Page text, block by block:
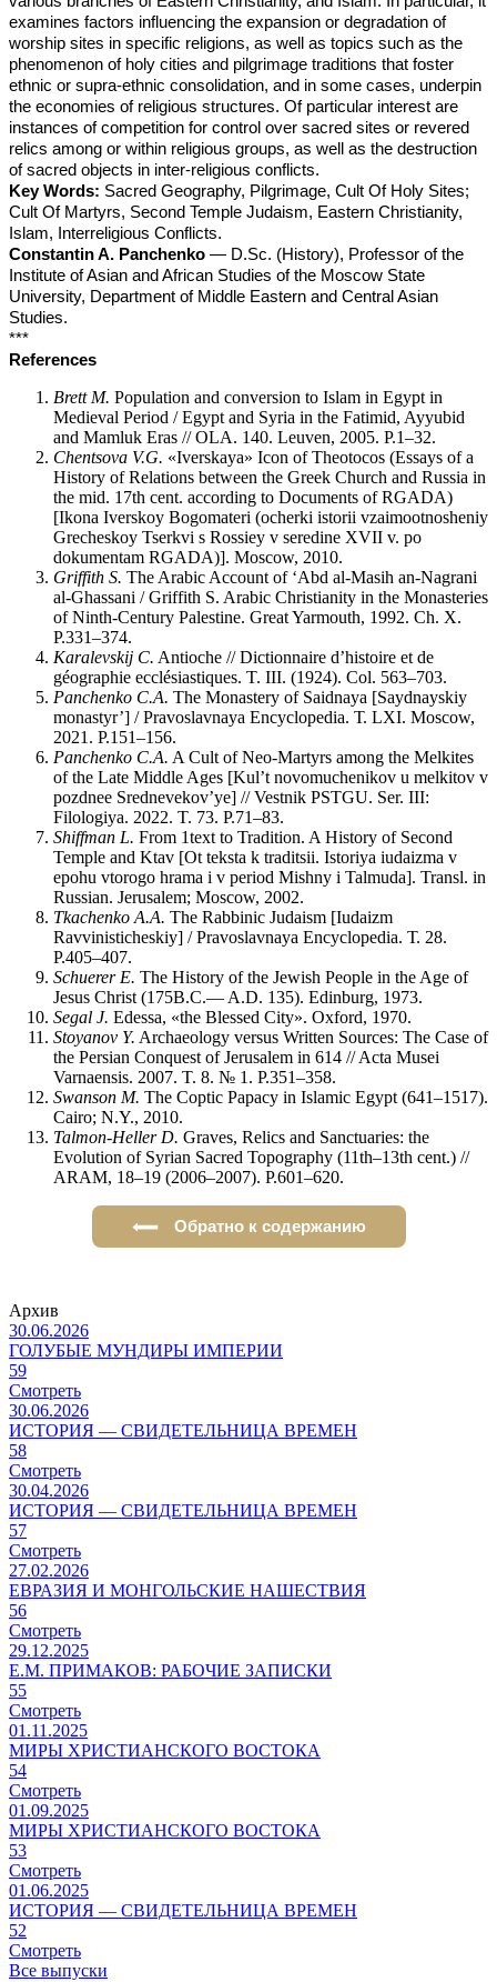
examines factors influencing the expansion or degradation of
worship sites in specific religions, as well as topics such as the
phenomenon of holy cities and pilgrimage traditions that foster
ethnic or supra-ethnic consolidation, and in some cases, underpin
the economies of religious structures. Of particular interest are
instances of competition for control over sacred sites or revered
relics among or within religious groups, as well as the destruction
of sacred objects in inter-religious conflicts.
Key Words: Sacred Geography, Pilgrimage, Cult Of Holy Sites;
Cult Of Martyrs, Second Temple Judaism, Eastern Christianity,
Islam, Interreligious Conflicts.
Constantin A. Panchenko — D.Sc. (History), Professor of the
Institute of Asian and African Studies of the Moscow State
University, Department of Middle Eastern and Central Asian
Studies.
***
References
Brett M. Population and conversion to Islam in Egypt in
Medieval Period / Egypt and Syria in the Fatimid, Ayyubid
and Mamluk Eras // OLA. 140. Leuven, 2005. P.1–32.
Chentsova V.G. «Iverskaya» Icon of Theotocos (Essays of a
History of Relations between the Greek Church and Russia in
the mid. 17th cent. according to Documents of RGADA)
[Ikona Iverskoy Bogomateri (ocherki istorii vzaimootnosheniy
Grecheskoy Tserkvi s Rossiey v seredine XVII v. po
dokumentam RGADA)]. Мoscow, 2010.
Griffith S. The Arabic Account of ‘Abd al-Masih an-Nagrani
al-Ghassani / Griffith S. Arabic Christianity in the Monasteries
of Ninth-Century Palestine. Great Yarmouth, 1992. Ch. X.
P.331–374.
Karalevskij C. Antioche // Dictionnaire d’histoire et de
géographie ecclésiastiques. T. III. (1924). Col. 563–703.
Panchenko C.A. The Monastery of Saidnaya [Saydnayskiy
monastyr’] / Pravoslavnaya Encyclopedia. Т. LXI. Мoscow,
2021. P.151–156.
Panchenko C.A. A Cult of Neo-Martyrs among the Melkites
of the Late Middle Ages [Kul’t novomuchenikov u melkitov v
pozdnee Srednevekov’ye] // Vestnik PSTGU. Ser. III:
Filologiya. 2022. T. 73. P.71–83.
Shiffman L. From 1text to Tradition. A History of Second
Temple and Ktav [Ot teksta k traditsii. Istoriya iudaizma v
epohu vtorogo hrama i v period Mishny i Talmuda]. Transl. in
Russian. Jerusalem; Moscow, 2002.
Tkachenko A.A. The Rabbinic Judaism [Iudaizm
Ravvinisticheskiy] / Pravoslavnaya Encyclopedia. Т. 28.
P.405–407.
Schuerer E. The History of the Jewish People in the Age of
Jesus Christ (175B.C.— A.D. 135). Edinburg, 1973.
Segal J. Edessa, «the Blessed City». Oxford, 1970.
Stoyanov Y. Archaeology versus Written Sources: The Case of
the Persian Conquest of Jerusalem in 614 // Acta Musei
Varnaensis. 2007. T. 8. № 1. P.351–358.
Swanson M. The Coptic Papacy in Islamic Egypt (641–1517).
Cairo; N.Y., 2010.
Talmon-Heller D. Graves, Relics and Sanctuaries: the
Evolution of Syrian Sacred Topography (11th–13th cent.) //
ARAM, 18–19 (2006–2007). P.601–620.
Обратно к содержанию
Архив
30.06.2026
ГОЛУБЫЕ МУНДИРЫ ИМПЕРИИ
59
Смотреть
30.06.2026
ИСТОРИЯ — СВИДЕТЕЛЬНИЦА ВРЕМЕН
58
Смотреть
30.04.2026
ИСТОРИЯ — СВИДЕТЕЛЬНИЦА ВРЕМЕН
57
Смотреть
27.02.2026
ЕВРАЗИЯ И МОНГОЛЬСКИЕ НАШЕСТВИЯ
56
Смотреть
29.12.2025
Е.М. ПРИМАКОВ: РАБОЧИЕ ЗАПИСКИ
55
Смотреть
01.11.2025
МИРЫ ХРИСТИАНСКОГО ВОСТОКА
54
Смотреть
01.09.2025
МИРЫ ХРИСТИАНСКОГО ВОСТОКА
53
Смотреть
01.06.2025
ИСТОРИЯ — СВИДЕТЕЛЬНИЦА ВРЕМЕН
52
Смотреть
Все выпуски